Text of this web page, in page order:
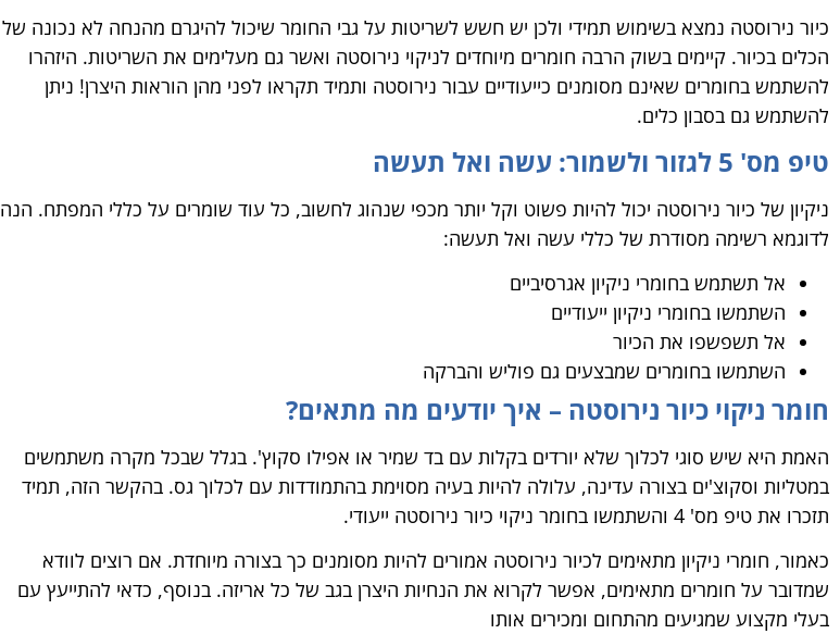
כיור נירוסטה נמצא בשימוש תמידי ולכן יש חשש לשריטות על גבי החומר שיכול להיגרם מהנחה לא נכונה של
הכלים בכיור. קיימים בשוק הרבה חומרים מיוחדים לניקוי נירוסטה ואשר גם מעלימים את השריטות. היזהרו
להשתמש בחומרים שאינם מסומנים כייעודיים עבור נירוסטה ותמיד תקראו לפני מהן הוראות היצרן! ניתן
להשתמש גם בסבון כלים.
טיפ מס' 5 לגזור ולשמור: עשה ואל תעשה
ניקיון של כיור נירוסטה יכול להיות פשוט וקל יותר מכפי שנהוג לחשוב, כל עוד שומרים על כללי המפתח. הנה
לדוגמא רשימה מסודרת של כללי עשה ואל תעשה:
אל תשתמש בחומרי ניקיון אגרסיביים
השתמשו בחומרי ניקיון ייעודיים
אל תשפשפו את הכיור
השתמשו בחומרים שמבצעים גם פוליש והברקה
חומר ניקוי כיור נירוסטה – איך יודעים מה מתאים?
האמת היא שיש סוגי לכלוך שלא יורדים בקלות עם בד שמיר או אפילו סקוץ'. בגלל שבכל מקרה משתמשים
במטליות וסקוצ'ים בצורה עדינה, עלולה להיות בעיה מסוימת בהתמודדות עם לכלוך גס. בהקשר הזה, תמיד
תזכרו את טיפ מס' 4 והשתמשו בחומר ניקוי כיור נירוסטה ייעודי.
כאמור, חומרי ניקיון מתאימים לכיור נירוסטה אמורים להיות מסומנים כך בצורה מיוחדת. אם רוצים לוודא
שמדובר על חומרים מתאימים, אפשר לקרוא את הנחיות היצרן בגב של כל אריזה. בנוסף, כדאי להתייעץ עם
בעלי מקצוע שמגיעים מהתחום ומכירים אותו